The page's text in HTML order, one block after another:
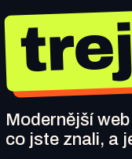
Modernější
co jste znali, a